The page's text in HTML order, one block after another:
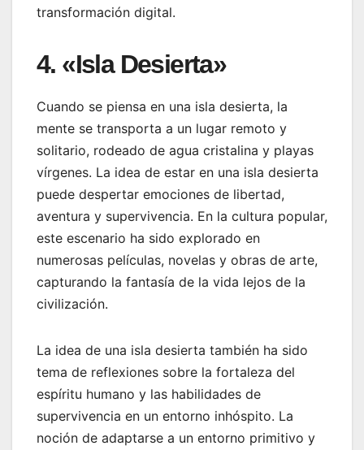
transformación digital.
4. «Isla Desierta»
Cuando se piensa en una isla desierta, la
mente se transporta a un lugar remoto y
solitario, rodeado de agua cristalina y playas
vírgenes. La idea de estar en una isla desierta
puede despertar emociones de libertad,
aventura y supervivencia. En la cultura popular,
este escenario ha sido explorado en
numerosas películas, novelas y obras de arte,
capturando la fantasía de la vida lejos de la
civilización.
La idea de una isla desierta también ha sido
tema de reflexiones sobre la fortaleza del
espíritu humano y las habilidades de
supervivencia en un entorno inhóspito. La
noción de adaptarse a un entorno primitivo y